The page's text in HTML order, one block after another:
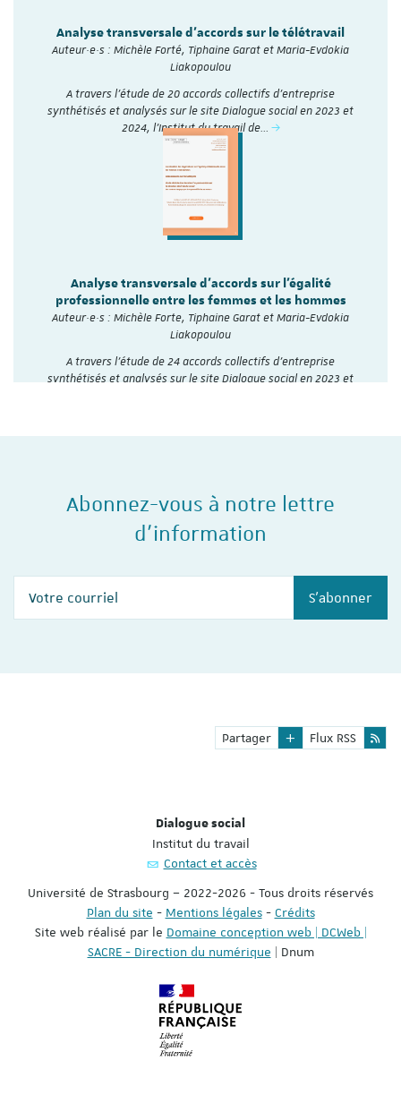
Analyse transversale d'accords sur le télétravail
Auteur·e·s : Michèle Forté, Tiphaine Garat et Maria-Evdokia
Liakopoulou
A travers l’étude de 20 accords collectifs d’entreprise
synthétisés et analysés sur le site Dialogue social en 2023 et
2024, l'Institut du travail de…
Analyse transversale d'accords sur l'égalité
professionnelle entre les femmes et les hommes
Auteur·e·s : Michèle Forte, Tiphaine Garat et Maria-Evdokia
Liakopoulou
A travers l’étude de 24 accords collectifs d’entreprise
synthétisés et analysés sur le site Dialogue social en 2023 et
Abonnez-vous à notre lettre
d'information
S'abonner
Partager Flux RSS
Dialogue social
Institut du travail
Contact et accès
Université de Strasbourg – 2022-2026 - Tous droits réservés
Plan du site - Mentions légales- Crédits
Site web réalisé par le Domaine conception web | DCWeb |
SACRE - Direction du numérique | Dnum